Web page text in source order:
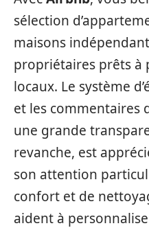
sélection
maisons
propriétaires prêts à
locaux. Le système
et les commentaires
une grande
revanche, est
son attention
confort et de
aident à